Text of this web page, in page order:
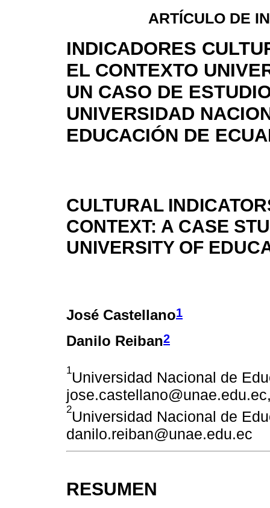
ARTÍCULO DE
INDICADORES
EL CONTEXTO
UN CASO DE
UNIVERSIDAD
EDUCACIÓN DE
CULTURAL
CONTEXT: A CASE
UNIVERSITY OF
José Castellano1
Danilo Reiban2
1Universidad Nacional de
2Universidad Nacional de
danilo.reiban@unae.edu.ec
RESUMEN